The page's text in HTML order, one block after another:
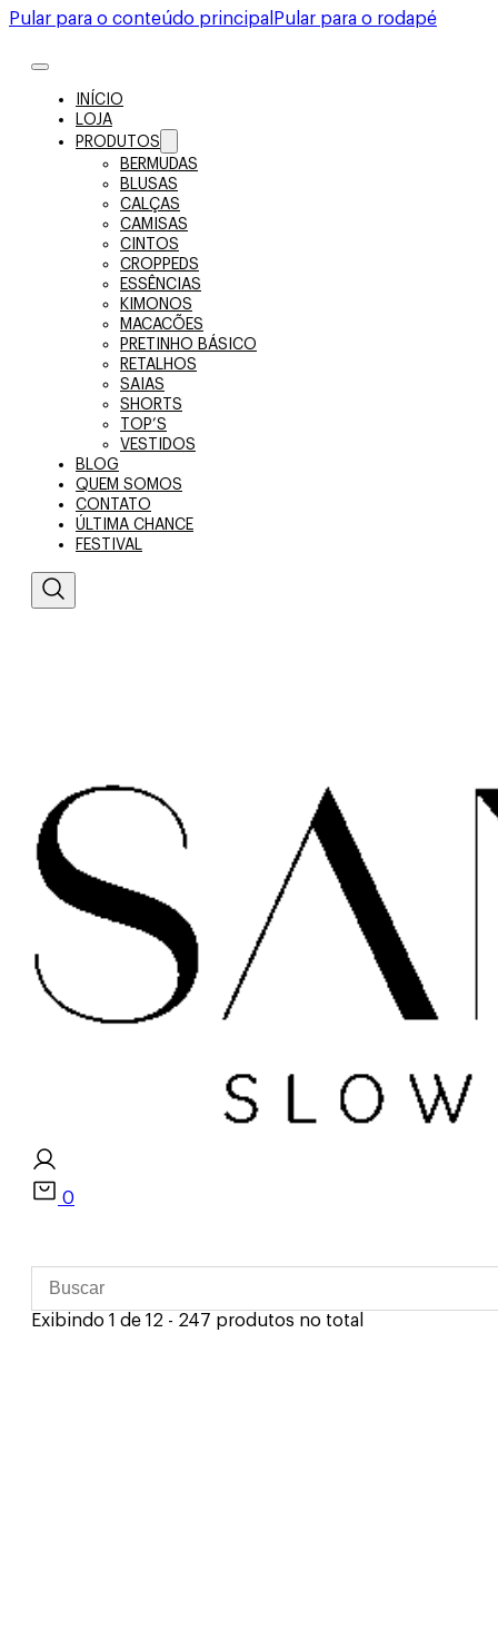
Pular para o conteúdo principal Pular para o rodapé
INÍCIO
LOJA
PRODUTOS
BERMUDAS
BLUSAS
CALÇAS
CAMISAS
CINTOS
CROPPEDS
ESSÊNCIAS
KIMONOS
MACACÕES
PRETINHO BÁSICO
RETALHOS
SAIAS
SHORTS
TOP’S
VESTIDOS
BLOG
QUEM SOMOS
CONTATO
ÚLTIMA CHANCE
FESTIVAL
0
Exibindo 1 de 12 - 247 produtos no total